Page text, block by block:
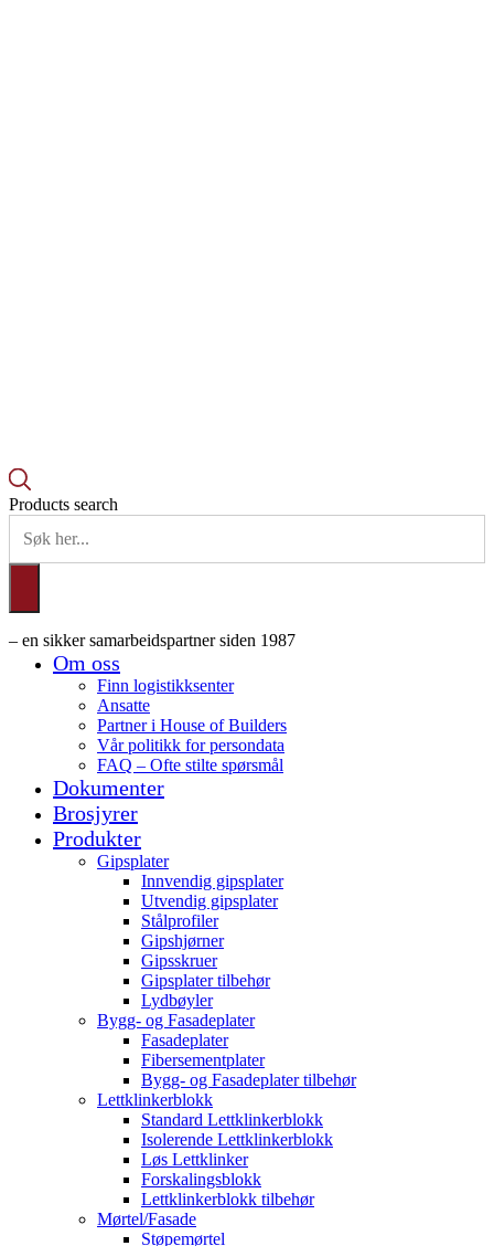
Products search
– en sikker samarbeidspartner siden 1987
Om oss
Finn logistikksenter
Ansatte
Partner i House of Builders
Vår politikk for persondata
FAQ – Ofte stilte spørsmål
Dokumenter
Brosjyrer
Produkter
Gipsplater
Innvendig gipsplater
Utvendig gipsplater
Stålprofiler
Gipshjørner
Gipsskruer
Gipsplater tilbehør
Lydbøyler
Bygg- og Fasadeplater
Fasadeplater
Fibersementplater
Bygg- og Fasadeplater tilbehør
Lettklinkerblokk
Standard Lettklinkerblokk
Isolerende Lettklinkerblokk
Løs Lettklinker
Forskalingsblokk
Lettklinkerblokk tilbehør
Mørtel/Fasade
Støpemørtel